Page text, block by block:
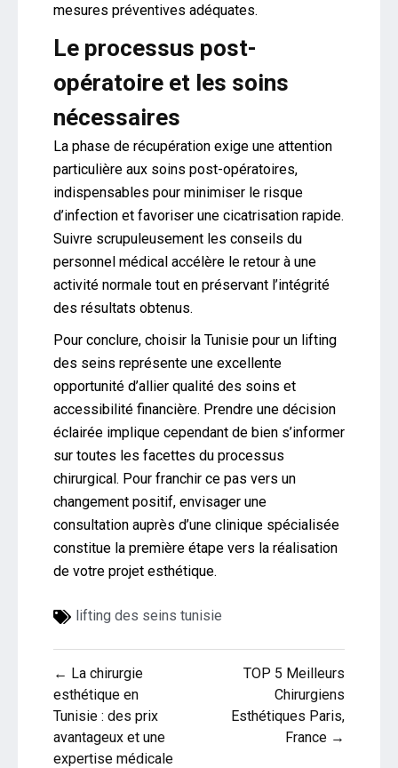
mesures préventives adéquates.
Le processus post-
opératoire et les soins
nécessaires
La phase de récupération exige une attention
particulière aux soins post-opératoires,
indispensables pour minimiser le risque
d’infection et favoriser une cicatrisation rapide.
Suivre scrupuleusement les conseils du
personnel médical accélère le retour à une
activité normale tout en préservant l’intégrité
des résultats obtenus.
Pour conclure, choisir la Tunisie pour un lifting
des seins représente une excellente
opportunité d’allier qualité des soins et
accessibilité financière. Prendre une décision
éclairée implique cependant de bien s’informer
sur toutes les facettes du processus
chirurgical. Pour franchir ce pas vers un
changement positif, envisager une
consultation auprès d’une clinique spécialisée
constitue la première étape vers la réalisation
de votre projet esthétique.
lifting des seins tunisie
Navigation
de
l’article
← La chirurgie
esthétique en
Tunisie : des prix
avantageux et une
expertise médicale
TOP 5 Meilleurs
Chirurgiens
Esthétiques Paris,
France →